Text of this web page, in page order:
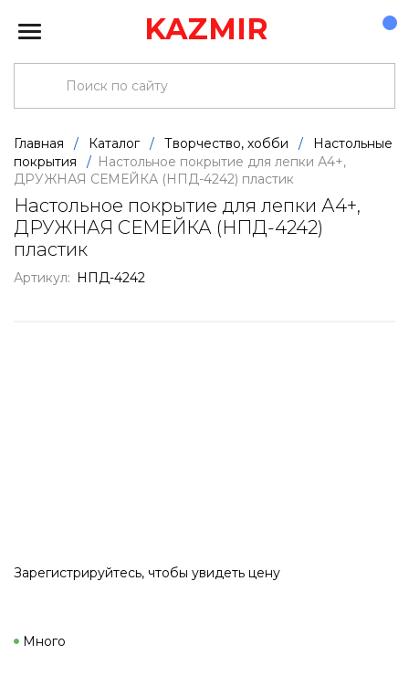
KAZMIR
Главная / Каталог / Творчество, хобби /
Настольные
покрытия
/ Настольное покрытие для лепки А4+,
ДРУЖНАЯ СЕМЕЙКА (НПД-4242) пластик
Настольное покрытие для лепки А4+,
ДРУЖНАЯ СЕМЕЙКА (НПД-4242)
пластик
Артикул: НПД-4242
Зарегистрируйтесь, чтобы увидеть цену
Много